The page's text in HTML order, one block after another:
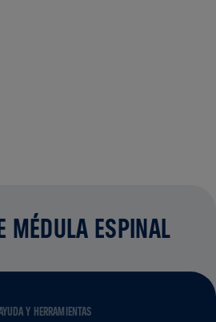
MÉDULA ESPINAL
Y HERRAMIENTAS